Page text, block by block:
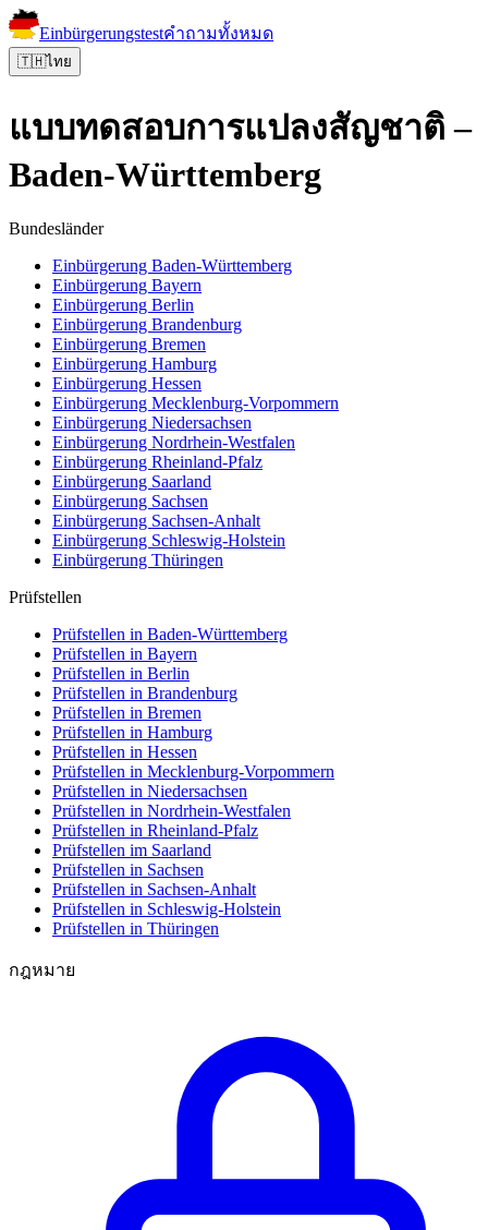
Einbürgerungstestคำถามทั้งหมด
🇹🇭ไทย
แบบทดสอบการแปลงสัญชาติ –
Baden-Württemberg
Bundesländer
Einbürgerung Baden-Württemberg
Einbürgerung Bayern
Einbürgerung Berlin
Einbürgerung Brandenburg
Einbürgerung Bremen
Einbürgerung Hamburg
Einbürgerung Hessen
Einbürgerung Mecklenburg-Vorpommern
Einbürgerung Niedersachsen
Einbürgerung Nordrhein-Westfalen
Einbürgerung Rheinland-Pfalz
Einbürgerung Saarland
Einbürgerung Sachsen
Einbürgerung Sachsen-Anhalt
Einbürgerung Schleswig-Holstein
Einbürgerung Thüringen
Prüfstellen
Prüfstellen in Baden-Württemberg
Prüfstellen in Bayern
Prüfstellen in Berlin
Prüfstellen in Brandenburg
Prüfstellen in Bremen
Prüfstellen in Hamburg
Prüfstellen in Hessen
Prüfstellen in Mecklenburg-Vorpommern
Prüfstellen in Niedersachsen
Prüfstellen in Nordrhein-Westfalen
Prüfstellen in Rheinland-Pfalz
Prüfstellen im Saarland
Prüfstellen in Sachsen
Prüfstellen in Sachsen-Anhalt
Prüfstellen in Schleswig-Holstein
Prüfstellen in Thüringen
กฎหมาย